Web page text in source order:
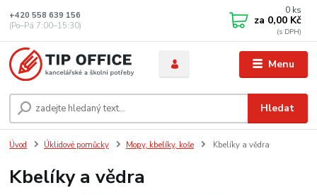
Menu
Hledat
+420 558 639 156
(Po–Pá 7:00–15:30)
0 ks
za 0,00 Kč
Úvod Úklidové pomůcky Mopy, kbelíky, koše Kbelíky a vědra
Kbelíky a vědra